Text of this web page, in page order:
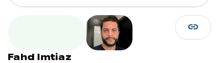
Fahd Imtiaz
link